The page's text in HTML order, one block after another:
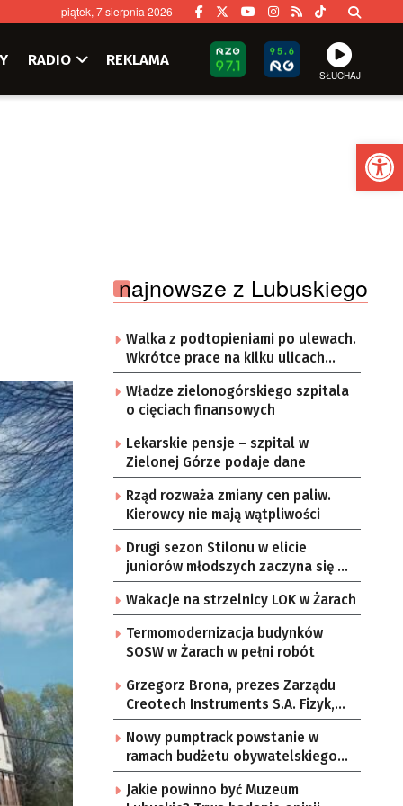
piątek, 7 sierpnia 2026
RADIO REKLAMA
SŁUCHAJ
najnowsze z Lubuskiego
Walka z podtopieniami po ulewach.
Wkrótce prace na kilku ulicach
Gorzowa
Władze zielonogórskiego szpitala
o cięciach finansowych
Lekarskie pensje – szpital w
Zielonej Górze podaje dane
Rząd rozważa zmiany cen paliw.
Kierowcy nie mają wątpliwości
Drugi sezon Stilonu w elicie
juniorów młodszych zaczyna się w
sobotę
Wakacje na strzelnicy LOK w Żarach
Termomodernizacja budynków
SOSW w Żarach w pełni robót
Grzegorz Brona, prezes Zarządu
Creotech Instruments S.A. Fizyk,
naukowiec, były pracownik CERN w
Genewie, przedsiębiorca i
nauczyciel akademicki, doktor
habilitowany nauk fizycznych,
koordynator Rady Sektorowej ds.
Nowy pumptrack powstanie w
ramach budżetu obywatelskiego
Żar
Jakie powinno być Muzeum